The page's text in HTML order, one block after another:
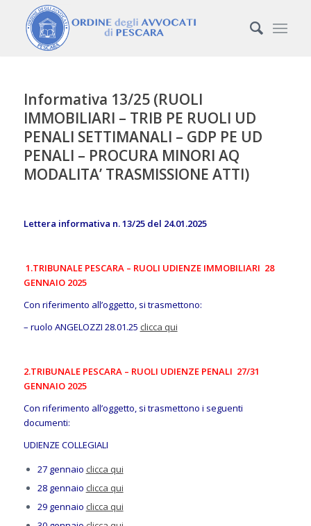
Informativa 13/25 (RUOLI
IMMOBILIARI – TRIB PE RUOLI UD
PENALI SETTIMANALI – GDP PE UD
PENALI – PROCURA MINORI AQ
MODALITA’ TRASMISSIONE ATTI)
Lettera informativa n. 13/25 del 24.01.2025
1.TRIBUNALE PESCARA – RUOLI UDIENZE IMMOBILIARI 28
GENNAIO 2025
Con riferimento all’oggetto, si trasmettono:
– ruolo ANGELOZZI 28.01.25 clicca qui
2.TRIBUNALE PESCARA – RUOLI UDIENZE PENALI 27/31
GENNAIO 2025
Con riferimento all’oggetto, si trasmettono i seguenti
documenti:
UDIENZE COLLEGIALI
27 gennaio clicca qui
28 gennaio clicca qui
29 gennaio clicca qui